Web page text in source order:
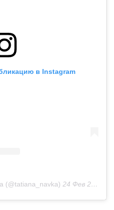
в Instagram
(@tatiana_navka) 24 Фев 2019 в 5:45 PST